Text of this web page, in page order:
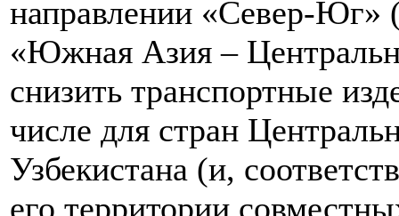
направлении «Север-Юг»
«Южная Азия –
снизить транспортные
числе для стран
Узбекистана (и,
его территории